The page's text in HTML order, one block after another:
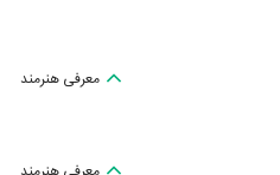
معرفی هنرمند